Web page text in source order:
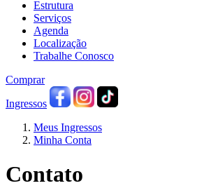
Estrutura
Serviços
Agenda
Localização
Trabalhe Conosco
Comprar
Ingressos
Meus Ingressos
Minha Conta
Contato